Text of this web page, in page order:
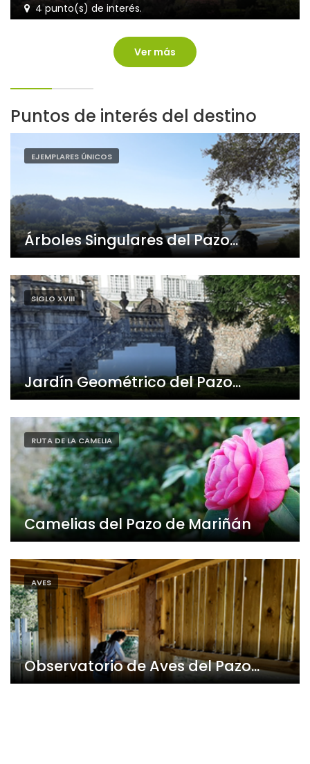
4 punto(s) de interés.
Ver más
Puntos de interés del destino
EJEMPLARES ÚNICOS
Árboles Singulares del Pazo...
SIGLO XVIII
Jardín Geométrico del Pazo...
RUTA DE LA CAMELIA
Camelias del Pazo de Mariñán
AVES
Observatorio de Aves del Pazo...